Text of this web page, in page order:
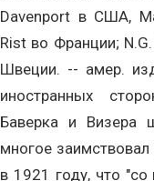
Davenport в США,
Rist во Франции;
Швеции. -- амер.
иностранных
Баверка и Визера
многое заимствовал
в 1921 году, что